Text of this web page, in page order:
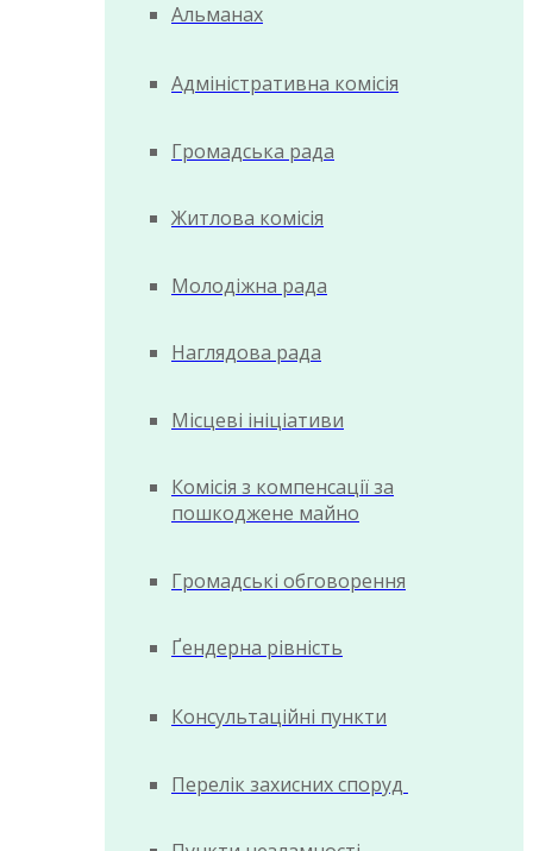
Альманах
Адміністративна комісія
Громадська рада
Житлова комісія
Молодіжна рада
Наглядова рада
Місцеві ініціативи
Комісія з компенсації за
пошкоджене майно
Громадські обговорення
Ґендерна рівність
Консультаційні пункти
Перелік захисних споруд